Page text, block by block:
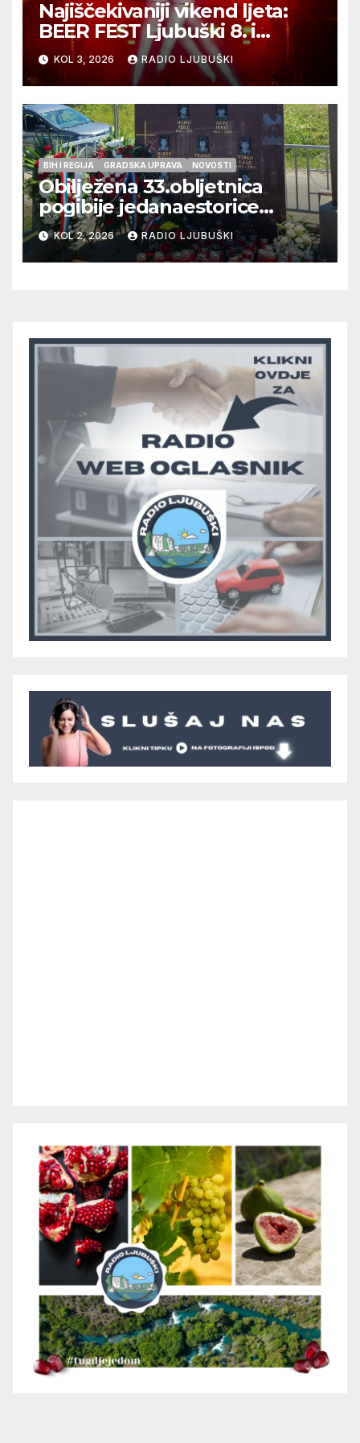
Najiščekivaniji vikend ljeta:
BEER FEST Ljubuški 8. i
9.kolovoza
KOL 3, 2026 RADIO LJUBUŠKI
BIH I REGIJA GRADSKA UPRAVA NOVOSTI
Obilježena 33.obljetnica
pogibije jedanaestorice
ljubuških branitelja
KOL 2, 2026 RADIO LJUBUŠKI